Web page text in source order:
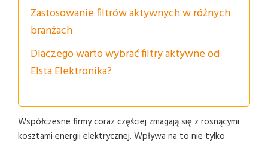
Zastosowanie filtrów aktywnych w różnych
branżach
Dlaczego warto wybrać filtry aktywne od
Elsta Elektronika?
Współczesne firmy coraz częściej zmagają się z rosnącymi
kosztami energii elektrycznej. Wpływa na to nie tylko